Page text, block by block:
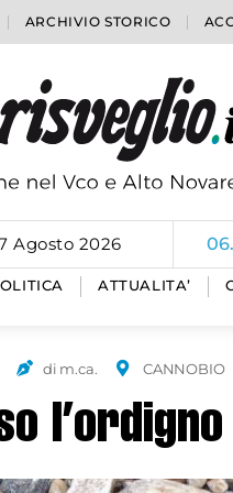
ARCHIVIO STORICO
Agosto 2026
ATTUALITA’
di m.ca. CANNOBIO